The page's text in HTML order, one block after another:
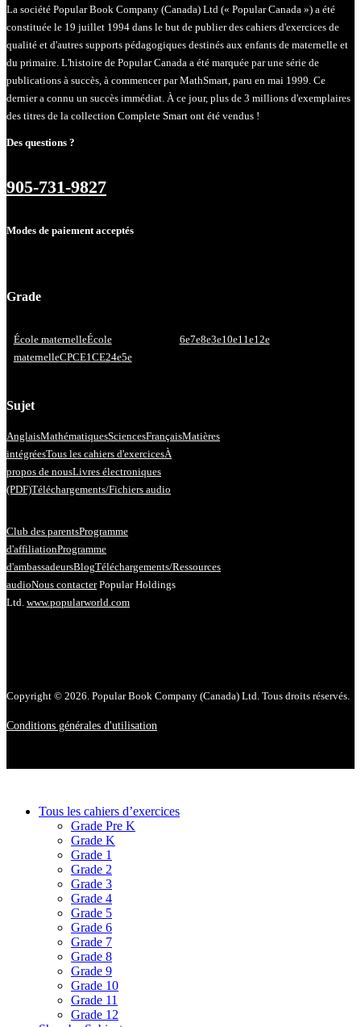
La société Popular Book Company (Canada) Ltd (« Popular Canada ») a été
constituée le 19 juillet 1994 dans le but de publier des cahiers d'exercices de
qualité et d'autres supports pédagogiques destinés aux enfants de maternelle et
du primaire. L'histoire de Popular Canada a été marquée par une série de
publications à succès, à commencer par MathSmart, paru en mai 1999. Ce
dernier a connu un succès immédiat. À ce jour, plus de 3 millions d'exemplaires
des titres de la collection Complete Smart ont été vendus !
Des questions ?
905-731-9827
Modes de paiement acceptés
Grade
École maternelleÉcole
maternelleCPCE1 CE24e5e
6e7e8e3e10e11e12e
Sujet
AnglaisMathématiquesSciencesFrançaisMatières
intégréesTous les cahiers d'exercicesÀ
propos de nousLivres électroniques
(PDF)Téléchargements/Fichiers audio
Club des parentsProgramme
d'affiliationProgramme
d'ambassadeursBlogTéléchargements/Ressources
audioNous contacter Popular Holdings
Ltd. www.popularworld.com
Copyright © 2026. Popular Book Company (Canada) Ltd. Tous droits réservés.
Conditions générales d'utilisation
Tous les cahiers d’exercices
Grade Pre K
Grade K
Grade 1
Grade 2
Grade 3
Grade 4
Grade 5
Grade 6
Grade 7
Grade 8
Grade 9
Grade 10
Grade 11
Grade 12